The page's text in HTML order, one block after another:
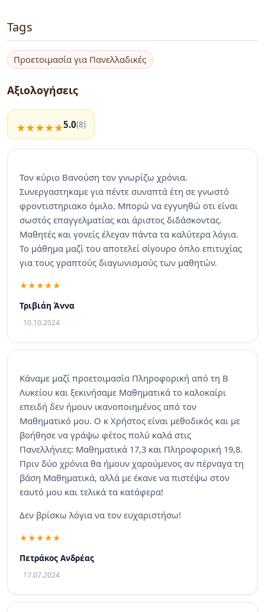
Tags
Προετοιμασία για Πανελλαδικές
Αξιολογήσεις
5.0(8)
Τον κύριο Βανούση τον γνωρίζω χρόνια.
Συνεργαστηκαμε για πέντε συναπτά έτη σε γνωστό
φροντιστηριακο όμιλο. Μπορώ να εγγυηθώ οτι είναι
σωστός επαγγελματίας και άριστος διδάσκοντας.
Μαθητές και γονείς έλεγαν πάντα τα καλύτερα λόγια.
Το μάθημα μαζί του αποτελεί σίγουρο όπλο επιτυχίας
για τους γραπτούς διαγωνισμούς των μαθητών.
Τριβιάη Άννα
10.10.2024
Κάναμε μαζί προετοιμασία Πληροφορική από τη Β
Λυκείου και ξεκινήσαμε Μαθηματικά το καλοκαίρι
επειδή δεν ήμουν ικανοποιημένος από τον
Μαθηματικό μου. Ο κ Χρήστος είναι μεθοδικός και με
βοήθησε να γράψω φέτος πολύ καλά στις
Πανελλήνιες: Μαθηματικά 17,3 και Πληροφορική 19,8.
Πριν δύο χρόνια θα ήμουν χαρούμενος αν πέρναγα τη
βάση Μαθηματικά, αλλά με έκανε να πιστέψω στον
εαυτό μου και τελικά τα κατάφερα!
Δεν βρίσκω λόγια να τον ευχαριστήσω!
Πετράκος Ανδρέας
17.07.2024